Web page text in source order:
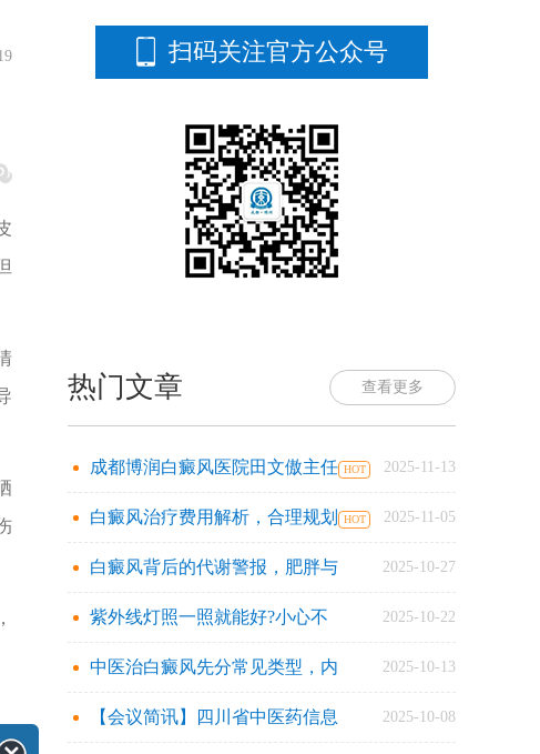
扫码关注官方公众号
热门文章 查看更多
成都博润白癜风医院田文傲主任 2025-11-13
白癜风治疗费用解析，合理规划 2025-11-05
白癜风背后的代谢警报，肥胖与 2025-10-27
紫外线灯照一照就能好?小心不 2025-10-22
中医治白癜风先分常见类型，内 2025-10-13
【会议简讯】四川省中医药信息 2025-10-08